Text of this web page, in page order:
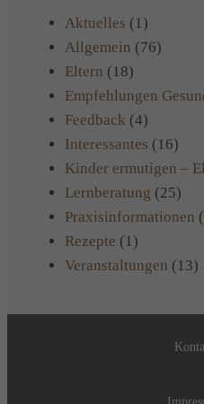
Aktuelles (1)
Allgemein (76)
Eltern (18)
Empfehlungen
Feedback (4)
Interessantes (16)
Kinder ermutigen –
Lernberatung (25)
Praxisinformationen
Rezepte (1)
Veranstaltungen (13)